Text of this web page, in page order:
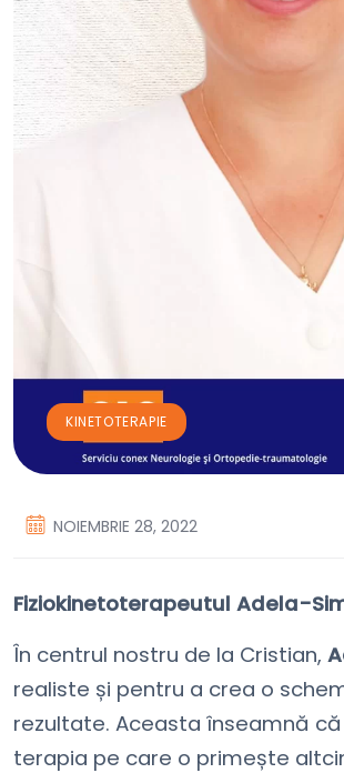
KINETOTERAPIE
NOIEMBRIE 28, 2022
Fiziokinetoterapeutul Adela-
În centrul nostru de la Cristian,
realiste și pentru a crea o
rezultate. Aceasta înseamnă
terapia pe care o primește